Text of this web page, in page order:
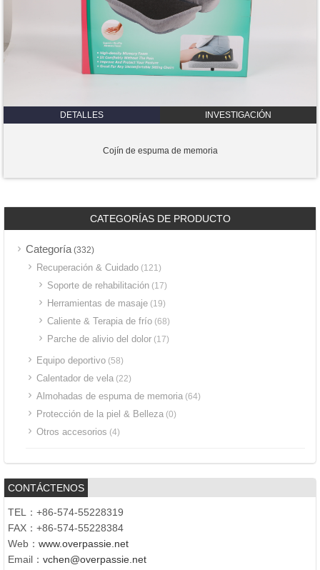
DETALLES INVESTIGACIÓN
Cojín de espuma de memoria
CATEGORÍAS DE PRODUCTO
Categoría (332)
Recuperación & Cuidado (121)
Soporte de rehabilitación (17)
Herramientas de masaje (19)
Caliente & Terapia de frío (68)
Parche de alivio del dolor (17)
Equipo deportivo (58)
Calentador de vela (22)
Almohadas de espuma de memoria (64)
Protección de la piel & Belleza (0)
Otros accesorios (4)
CONTÁCTENOS
TEL：+86-574-55228319
FAX：+86-574-55228384
Web： www.overpassie.net
Email： vchen@overpassie.net